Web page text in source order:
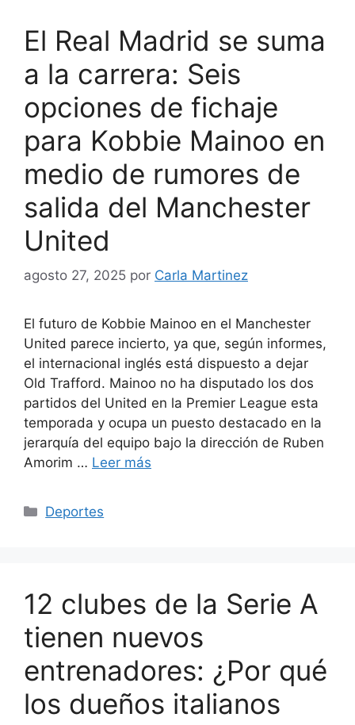
El Real Madrid se suma
a la carrera: Seis
opciones de fichaje
para Kobbie Mainoo en
medio de rumores de
salida del Manchester
United
agosto 27, 2025 por Carla Martinez
El futuro de Kobbie Mainoo en el Manchester
United parece incierto, ya que, según informes,
el internacional inglés está dispuesto a dejar
Old Trafford. Mainoo no ha disputado los dos
partidos del United en la Premier League esta
temporada y ocupa un puesto destacado en la
jerarquía del equipo bajo la dirección de Ruben
Amorim … Leer más
Categorías
Deportes
12 clubes de la Serie A
tienen nuevos
entrenadores: ¿Por qué
los dueños italianos